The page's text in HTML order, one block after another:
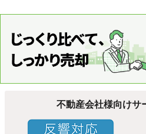
不動産会社様向けサ